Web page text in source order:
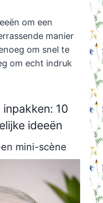
om een
manier
om snel te
om echt indruk
10
ideeën
mini-scène